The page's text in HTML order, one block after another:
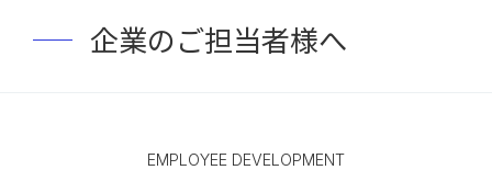
企業のご担当者様へ
EMPLOYEE DEVELOPMENT